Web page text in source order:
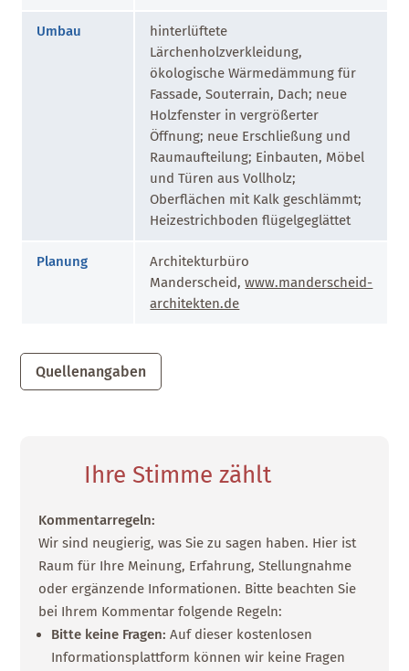
Umbau
hinterlüftete
Lärchenholzverkleidung,
ökologische Wärmedämmung für
Fassade, Souterrain, Dach; neue
Holzfenster in vergrößerter
Öffnung; neue Erschließung und
Raumaufteilung; Einbauten, Möbel
und Türen aus Vollholz;
Oberflächen mit Kalk geschlämmt;
Heizestrichboden flügelgeglättet
Planung
Architekturbüro
Manderscheid,www.manderscheid-
architekten.de
Quellenangaben
Ihre Stimme zählt
Kommentarregeln:
Wir sind neugierig, was Sie zu sagen haben. Hier ist
Raum für Ihre Meinung, Erfahrung, Stellungnahme
oder ergänzende Informationen. Bitte beachten Sie
bei Ihrem Kommentar folgende Regeln:
Bitte keine Fragen: Auf dieser kostenlosen
Informationsplattform können wir keine Fragen